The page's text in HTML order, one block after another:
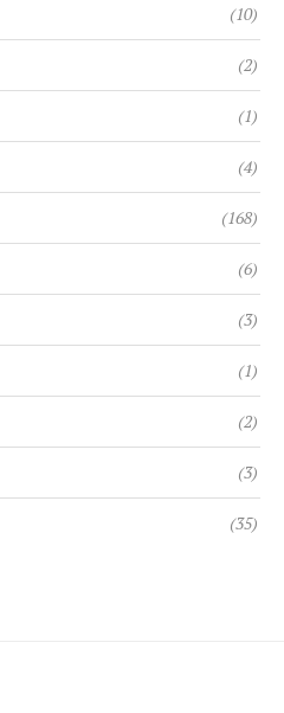
(10)
(2)
(1)
(4)
(168)
(6)
(3)
(1)
(2)
(3)
(35)